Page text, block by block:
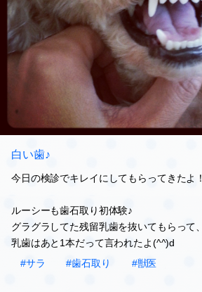
白い歯♪
今日の検診でキレイにしてもらってきたよ！
ルーシーも歯石取り初体験♪
グラグラしてた残留乳歯を抜いてもらって、
乳歯はあと1本だって言われたよ(^^)d
#サラ
#歯石取り #獣医